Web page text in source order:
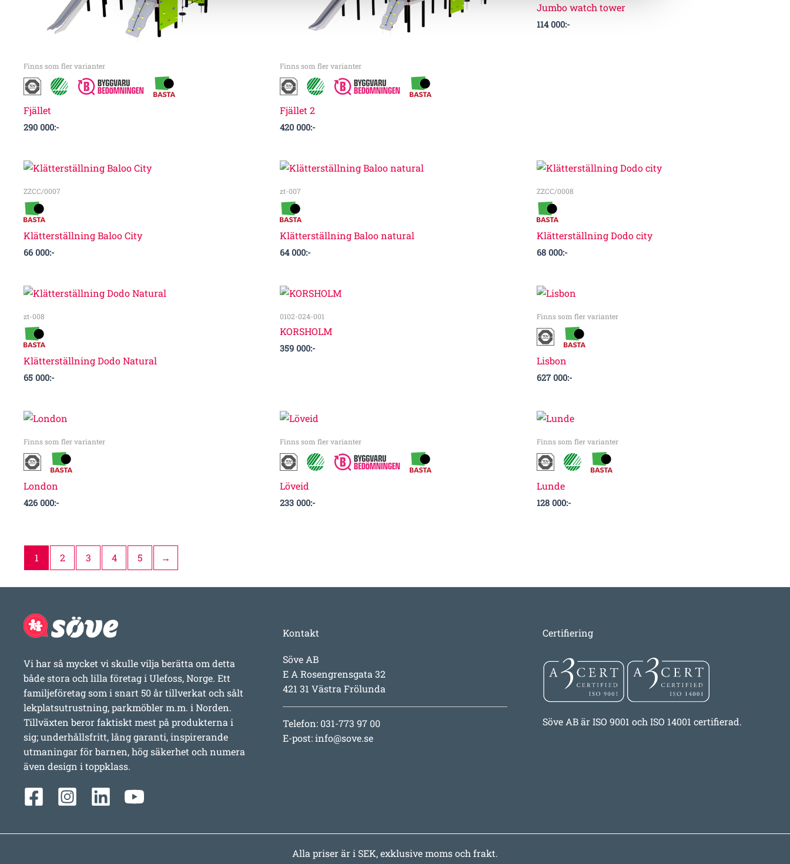
Finns som fler varianter
Fjället
290 000:-
Finns som fler varianter
Fjället 2
420 000:-
Jumbo watch tower
114 000:-
ZZCC/0007
Klätterställning Baloo City
66 000:-
zt-007
Klätterställning Baloo natural
64 000:-
ZZCC/0008
Klätterställning Dodo city
68 000:-
zt-008
Klätterställning Dodo Natural
65 000:-
0102-024-001
KORSHOLM
359 000:-
Finns som fler varianter
Lisbon
627 000:-
Finns som fler varianter
London
426 000:-
Finns som fler varianter
Löveid
233 000:-
Finns som fler varianter
Lunde
128 000:-
1 2 3 4 5 →
Vi har så mycket vi skulle vilja berätta om detta
både stora och lilla företag i Ulefoss, Norge. Ett
familjeföretag som i snart 50 år tillverkat och sålt
lekplatsutrustning, parkmöbler m.m. i Norden.
Tillväxten beror faktiskt mest på produkterna i
sig; underhållsfritt, lång garanti, inspirerande
utmaningar för barnen, hög säkerhet och numera
även design i toppklass.
Kontakt
Söve AB
E A Rosengrensgata 32
421 31 Västra Frölunda
Telefon: 031-773 97 00
E-post:info@sove.se
Certifiering
Söve AB är ISO 9001 och ISO 14001 certifierad.
Alla priser är i SEK, exklusive moms och frakt.